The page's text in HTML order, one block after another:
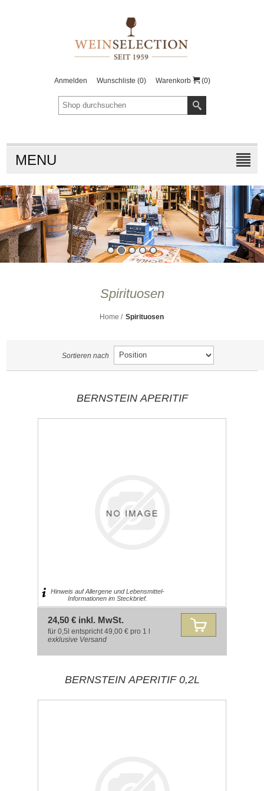
Anmelden Wunschliste (0) Warenkorb (0)
MENU
Spirituosen
Home / Spirituosen
Sortieren nach
BERNSTEIN APERITIF
Hinweis auf Allergene und Lebensmittel-
Informationen im Steckbrief.
24,50 € inkl. MwSt.
für 0,5l entspricht 49,00 € pro 1 l
exklusive Versand
BERNSTEIN APERITIF 0,2L